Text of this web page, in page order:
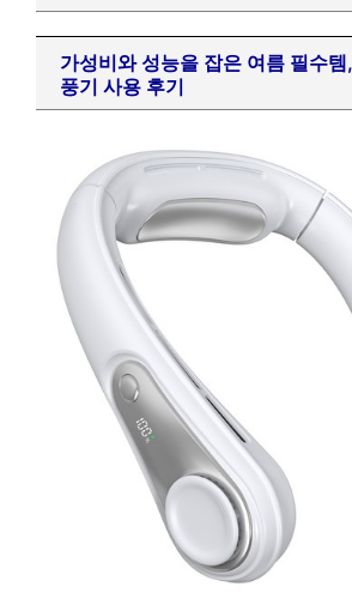
가성비와 성능을 잡은 여름 필수
풍기 사용 후기